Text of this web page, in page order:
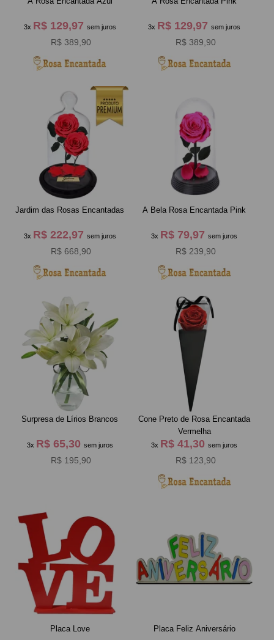
3x R$ 129,97 sem juros
R$ 389,90
3x R$ 129,97sem juros
R$ 389,90
Jardim das Rosas Encantadas
3x R$ 222,97 sem juros
R$ 668,90
A Bela Rosa Encantada Pink
3x R$ 79,97sem juros
R$ 239,90
Surpresa de Lírios Brancos
3x R$ 65,30 sem juros
R$ 195,90
Cone Preto de Rosa Encantada
Vermelha
3x R$ 41,30sem juros
R$ 123,90
Placa Love Placa Feliz Aniversário